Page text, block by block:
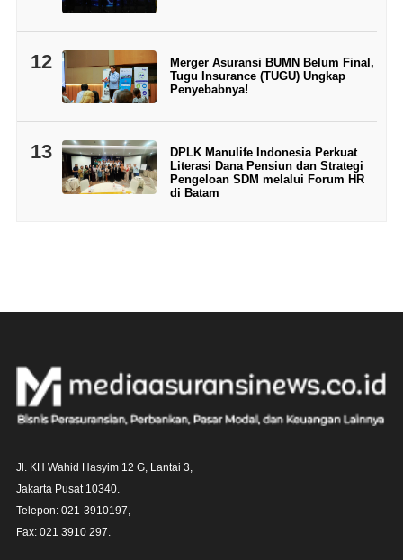
12
Merger Asuransi BUMN Belum Final,
Tugu Insurance (TUGU) Ungkap
Penyebabnya!
13
DPLK Manulife Indonesia Perkuat
Literasi Dana Pensiun dan Strategi
Pengeloan SDM melalui Forum HR
di Batam
Jl. KH Wahid Hasyim 12 G, Lantai 3,
Jakarta Pusat 10340.
Telepon: 021-3910197,
Fax: 021 3910 297.